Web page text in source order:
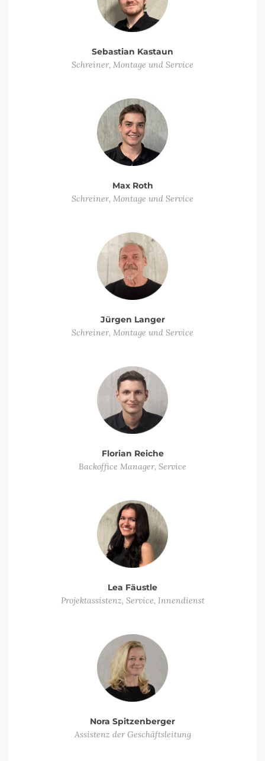
Sebastian Kastaun
Schreiner, Montage und Service
Max Roth
Schreiner, Montage und Service
Jürgen Langer
Schreiner, Montage und Service
Florian Reiche
Backoffice Manager, Service
Lea Fäustle
Projektassistenz, Service, Innendienst
Nora Spitzenberger
Assistenz der Geschäftsleitung